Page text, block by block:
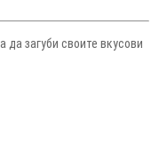
загуби своите вкусови